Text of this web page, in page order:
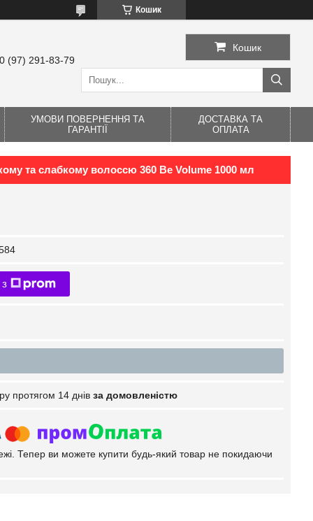
Кошик
(97) 291-83-79
Кошик
УМОВИ ПОВЕРНЕННЯ ТА
ГАРАНТІЇ
ДОСТАВКА ТА
ОПЛАТА
та слабкому волоссю 360 Be Volume 1000 мл
протягом 14 днів за домовленістю
Тепер ви можете купити будь-який товар не покидаючи